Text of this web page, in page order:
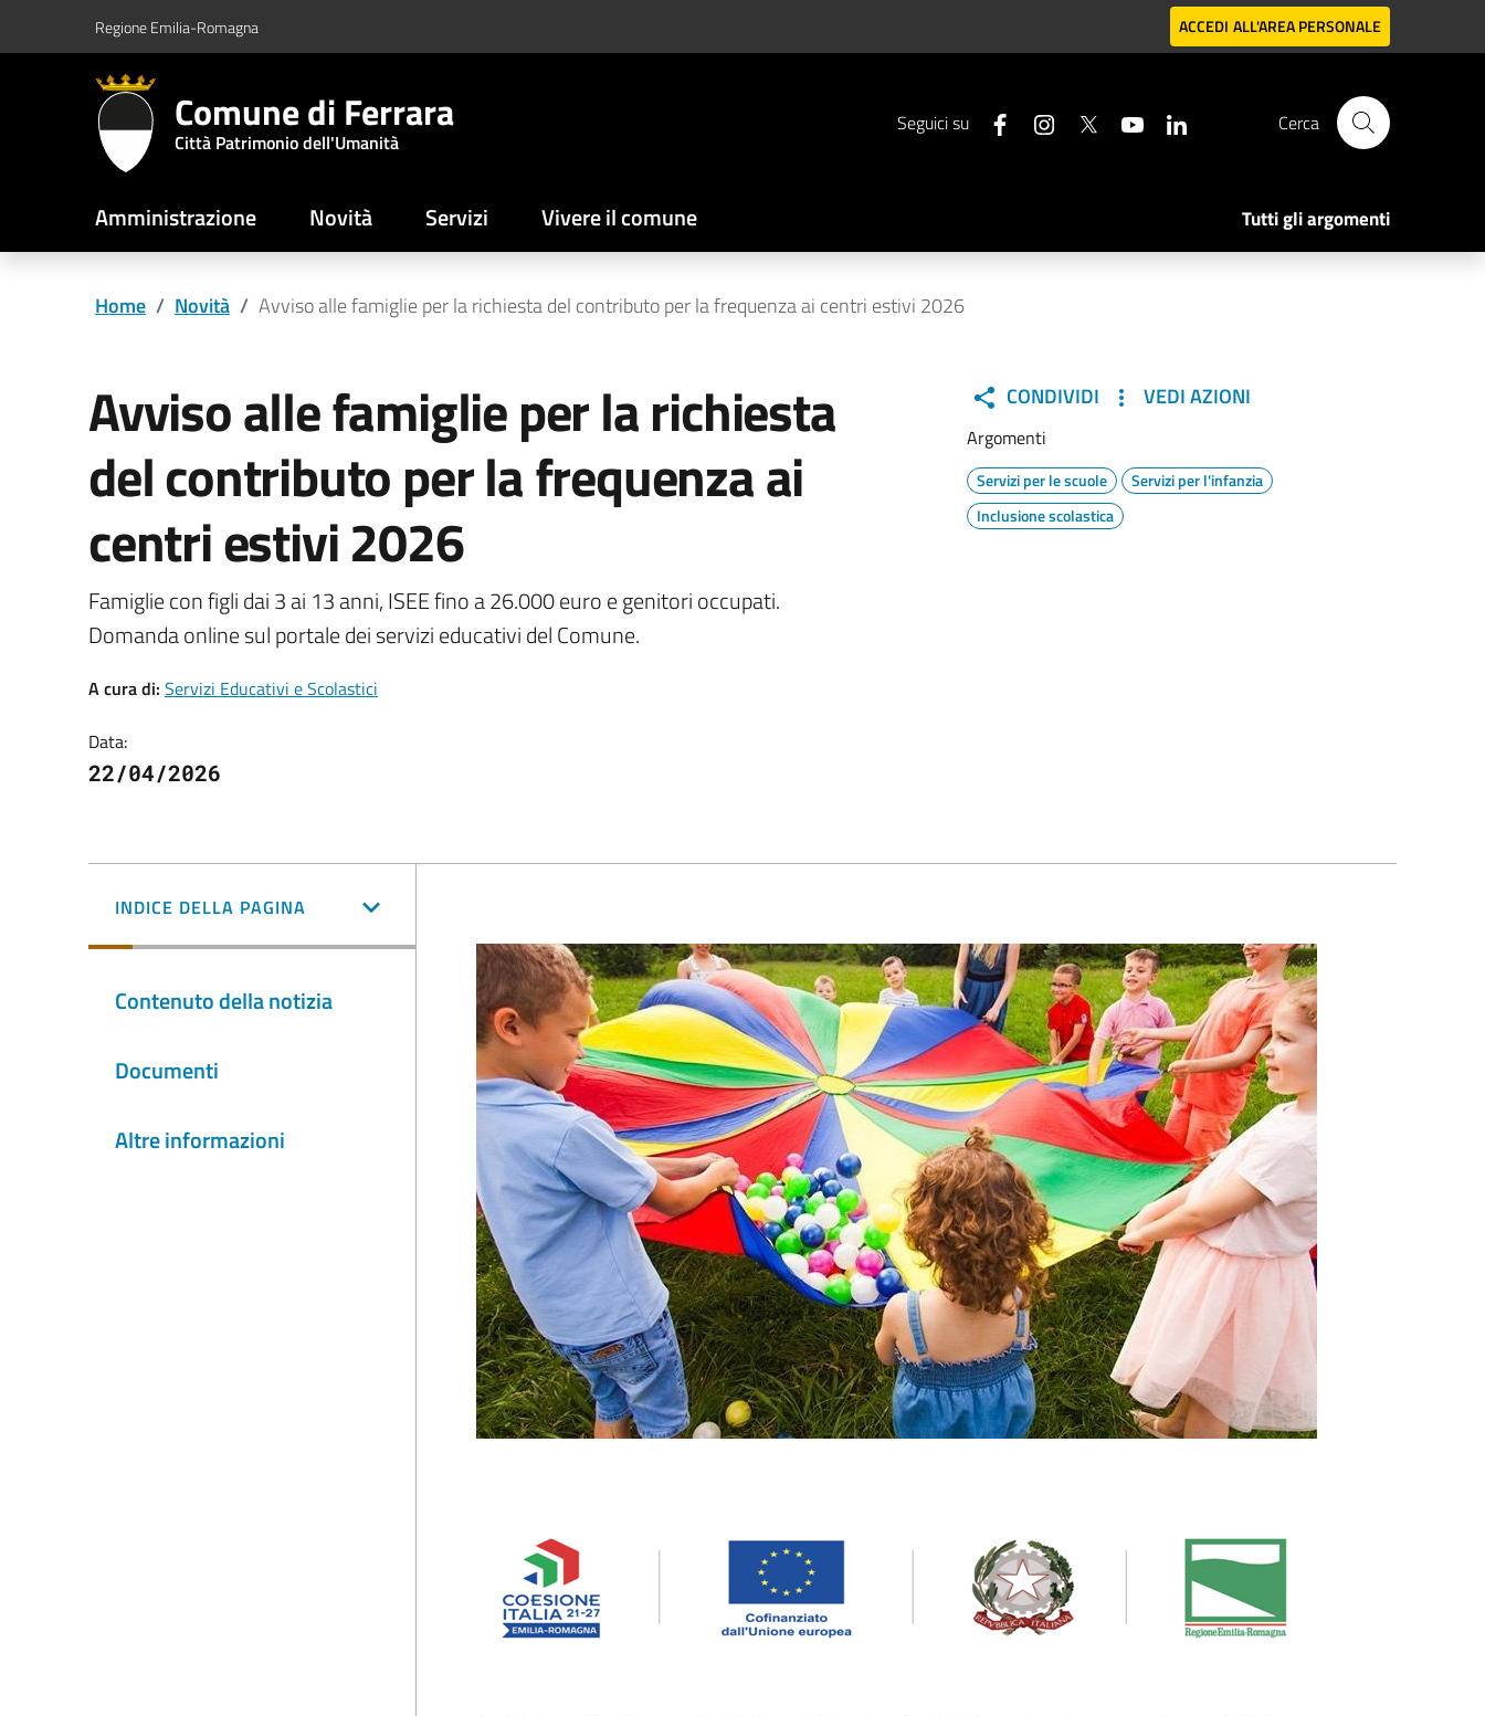
Vai al contenuto principale
Vai al footerRegione Emilia-Romagna ACCEDI ALL'AREA PERSONALE
Comune di Ferrara
Città Patrimonio dell'Umanità
Seguici su Cerca
Amministrazione Novità Servizi Vivere il comune Tutti gli argomenti
Home / Novità / Avviso alle famiglie per la richiesta del contributo per la frequenza ai centri estivi 2026
Avviso alle famiglie per la richiesta
del contributo per la frequenza ai
centri estivi 2026
Famiglie con figli dai 3 ai 13 anni, ISEE fino a 26.000 euro e genitori occupati.
Domanda online sul portale dei servizi educativi del Comune.
A cura di: Servizi Educativi e Scolastici
Data:
22/04/2026
CONDIVIDI VEDI AZIONI
Argomenti
Servizi per le scuole
Servizi per l'infanzia
Inclusione scolastica
INDICE DELLA PAGINA
Contenuto della notizia
Documenti
Altre informazioni